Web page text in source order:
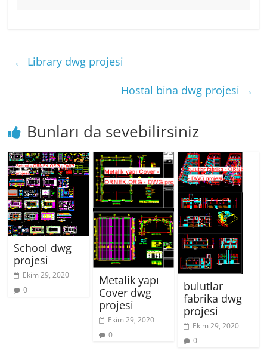
← Library dwg projesi
Hostal bina dwg projesi →
Bunları da sevebilirsiniz
School dwg
projesi
Ekim 29, 2020
0
Metalik yapı
Cover dwg
projesi
Ekim 29, 2020
0
bulutlar
fabrika dwg
projesi
Ekim 29, 2020
0